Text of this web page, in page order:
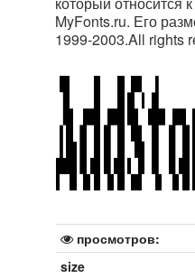
MyFonts.ru. Его
1999-2003.All rights
просмотров:
size